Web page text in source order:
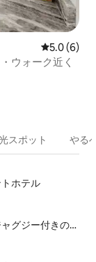
レビュー6
5.0 (6)
ウォーク近く
スポット やる
ホテル
露天風呂・ジャグジー付きの宿泊施設